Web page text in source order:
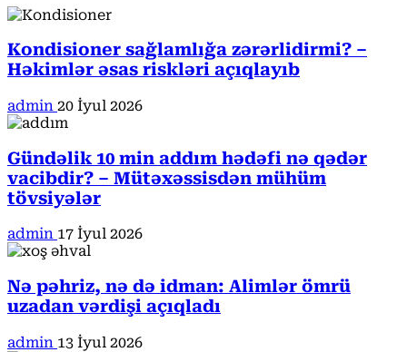
Kondisioner sağlamlığa zərərlidirmi? –
Həkimlər əsas riskləri açıqlayıb
admin 20 İyul 2026
Gündəlik 10 min addım hədəfi nə qədər
vacibdir? – Mütəxəssisdən mühüm
tövsiyələr
admin 17 İyul 2026
Nə pəhriz, nə də idman: Alimlər ömrü
uzadan vərdişi açıqladı
admin 13 İyul 2026